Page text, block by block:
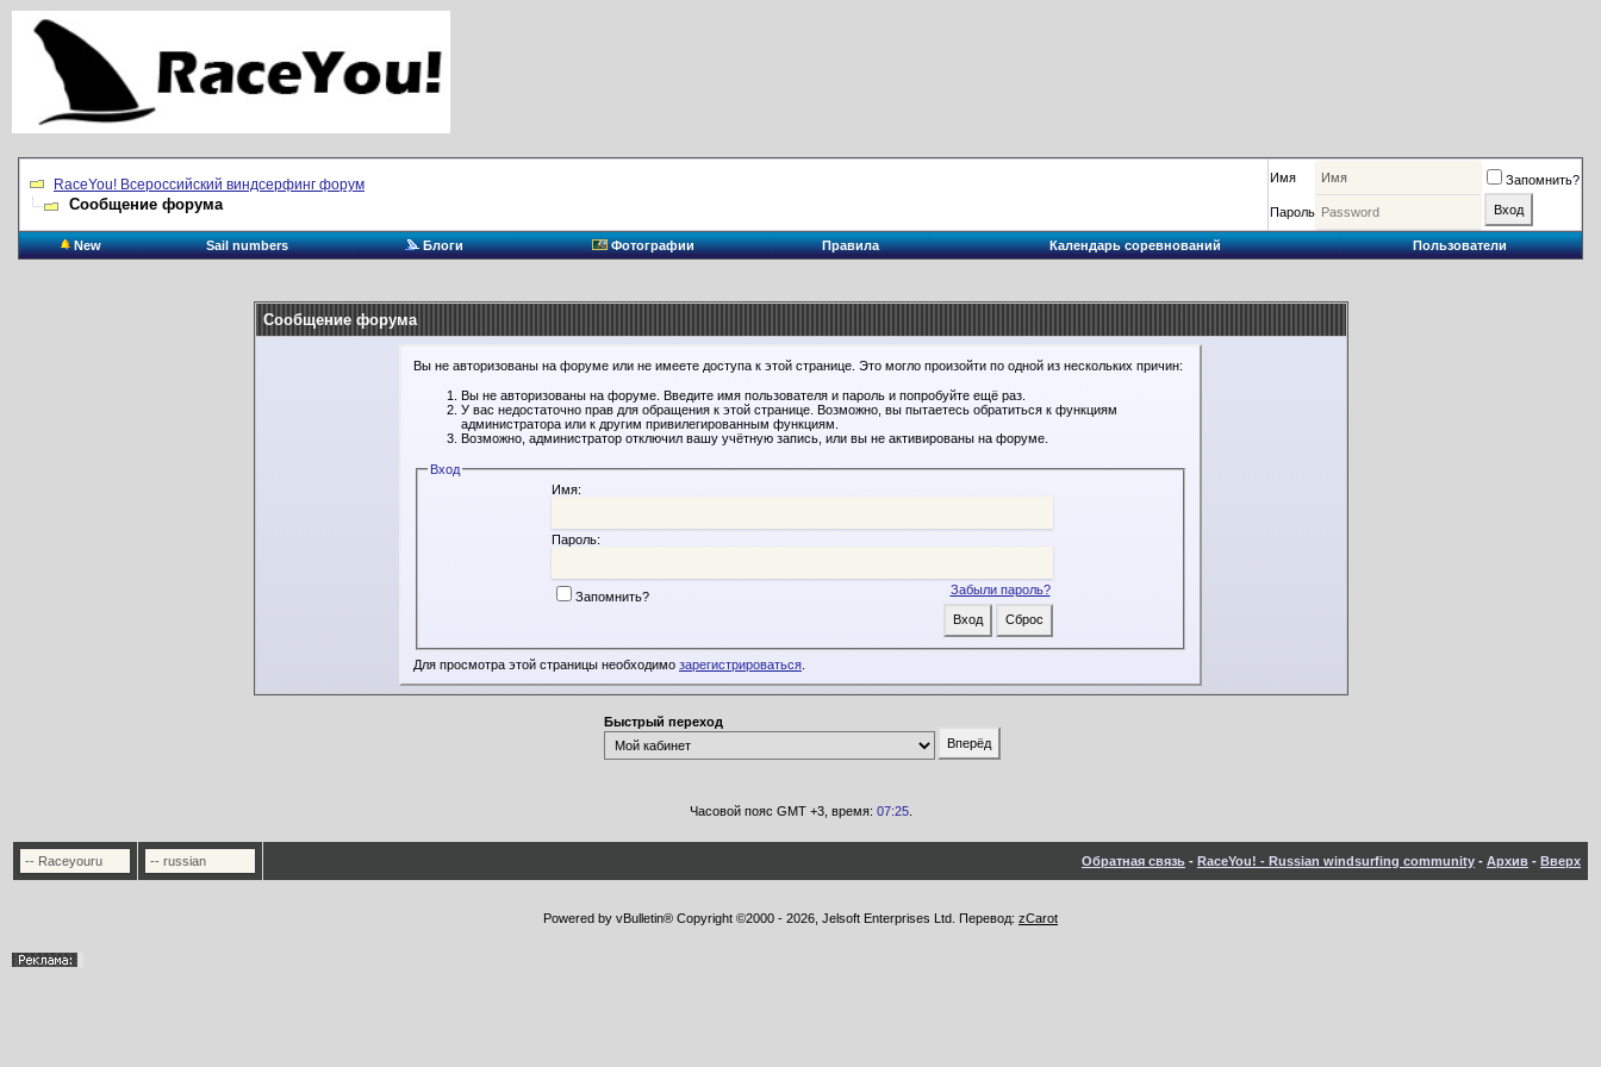
RaceYou! Всероссийский виндсерфинг форум
Сообщение форума
Имя Запомнить?
Пароль
New Sail numbers Блоги Фотографии Правила Календарь соревнований Пользователи
Сообщение форума
Вы не авторизованы на форуме или не имеете доступа к этой странице. Это могло произойти по одной из нескольких причин:
Вы не авторизованы на форуме. Введите имя пользователя и пароль и попробуйте ещё раз.
У вас недостаточно прав для обращения к этой странице. Возможно, вы пытаетесь обратиться к функциям
администратора или к другим привилегированным функциям.
Возможно, администратор отключил вашу учётную запись, или вы не активированы на форуме.
Вход
Имя:
Пароль:
Забыли пароль?
Запомнить?
Для просмотра этой страницы необходимо зарегистрироваться
Быстрый переход
Часовой пояс GMT +3, время: 07:25.
Обратная связь - RaceYou! - Russian windsurfing community - Архив - Вверх
Powered by vBulletin® Copyright ©2000 - 2026, Jelsoft Enterprises Ltd. Перевод: zCarot